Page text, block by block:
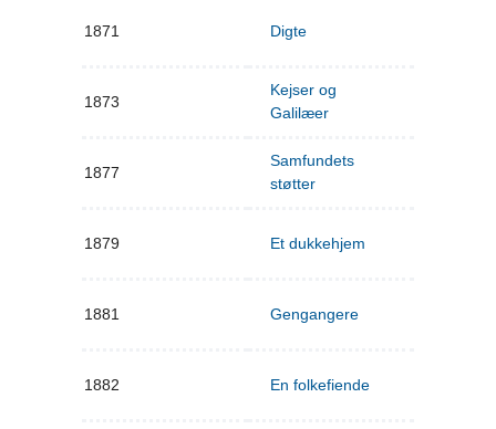
1871 Digte
1873
Kejser og
Galilæer
1877
Samfundets
støtter
1879 Et dukkehjem
1881 Gengangere
1882 En folkefiende